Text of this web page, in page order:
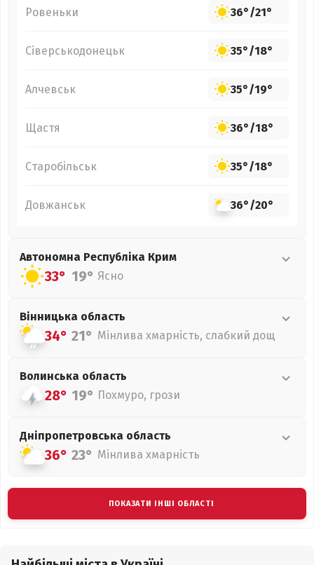
Ровеньки 36°/21°
Сіверськодонецьк 35°/18°
Алчевськ 35°/19°
Щастя 36°/18°
Старобільськ 35°/18°
Довжанськ 36°/20°
Автономна Республіка Крим
33° 19° Ясно
Вінницька область
34° 21° Мінлива хмарність, слабкий дощ
Волинська область
28° 19° Похмуро, грози
Дніпропетровська область
36° 23° Мінлива хмарність
ПОКАЗАТИ ІНШІ ОБЛАСТІ